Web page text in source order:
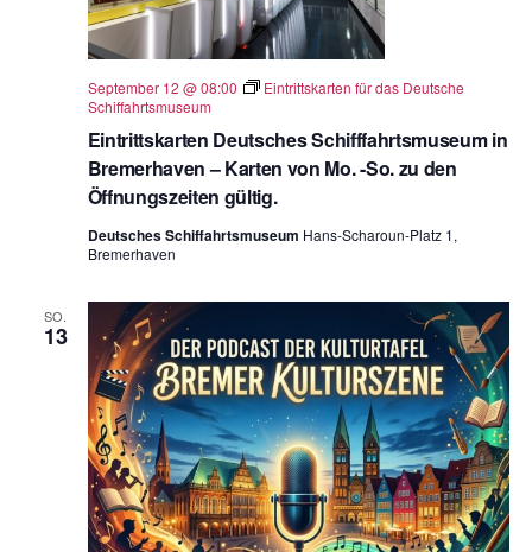
Eintrittskarten Deutsches Schifffahrtsmuseum in
Bremerhaven – Karten von Mo. -So. zu den
Öffnungszeiten gültig.
September 12 @ 08:00
Eintrittskarten für das Deutsche
Schiffahrtsmuseum
Deutsches Schiffahrtsmuseum Hans-Scharoun-Platz 1,
Bremerhaven
SO.
13